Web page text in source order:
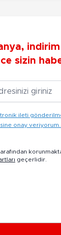
sizin
E-
ileti
onay veriyorum.
geçerlidir.